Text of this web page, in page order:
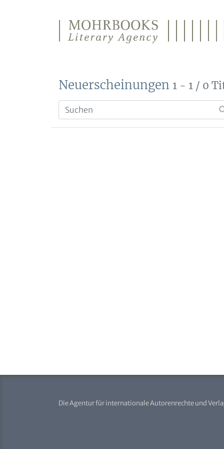
Neuerscheinungen 1 - 1 / 0
Die Agentur für internationale Autorenrechte und